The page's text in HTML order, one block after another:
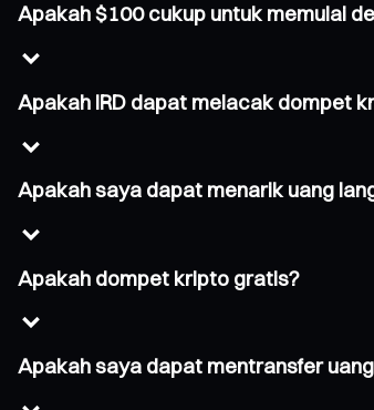
Apakah $100 cukup untuk memulai
Apakah IRD dapat melacak dompet
Apakah saya dapat menarik uang
Apakah dompet kripto gratis?
Apakah saya dapat mentransfer